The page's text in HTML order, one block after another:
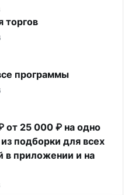
торгов
программы
от 25 000 ₽ на одно
подборки для всех
в приложении и на